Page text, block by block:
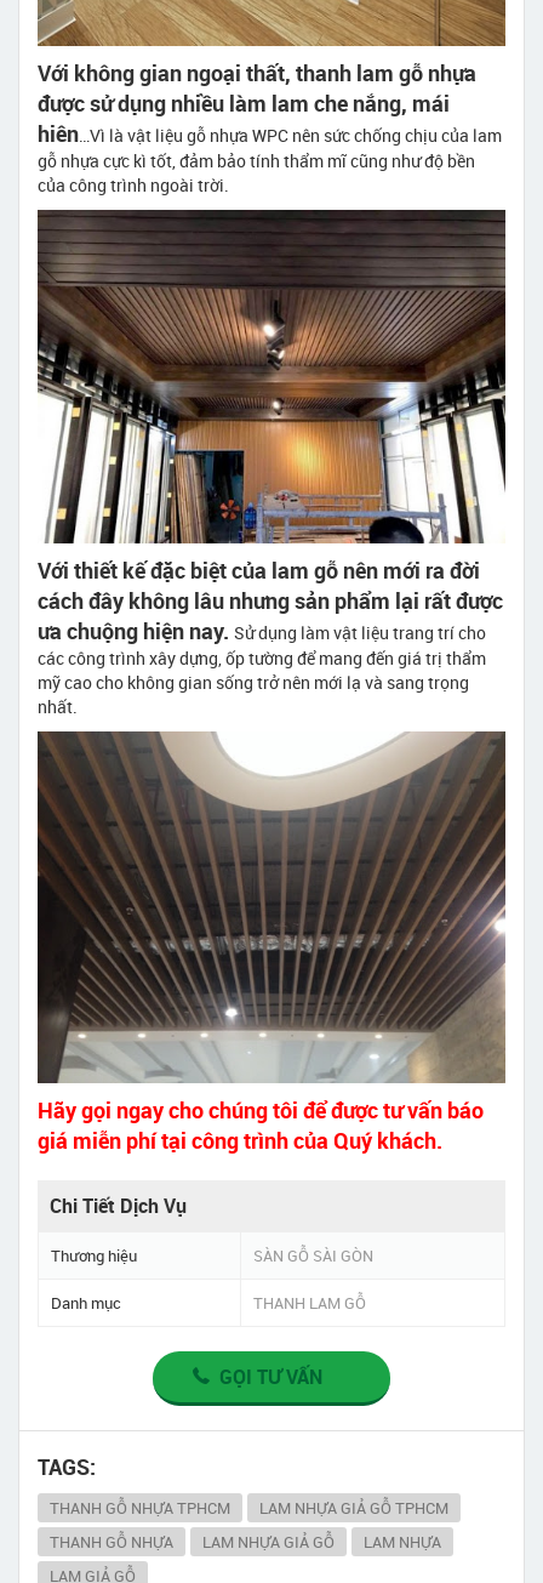
Với không gian ngoại thất, thanh lam gỗ nhựa
được sử dụng nhiều làm lam che nắng, mái
hiên…Vì là vật liệu gỗ nhựa WPC nên sức chống chịu của lam
gỗ nhựa cực kì tốt, đảm bảo tính thẩm mĩ cũng như độ bền
của công trình ngoài trời.
Với thiết kế đặc biệt của lam gỗ nên mới ra đời
cách đây không lâu nhưng sản phẩm lại rất được
ưa chuộng hiện nay. Sử dụng làm vật liệu trang trí cho
các công trình xây dựng, ốp tường để mang đến giá trị thẩm
mỹ cao cho không gian sống trở nên mới lạ và sang trọng
nhất.
Hãy gọi ngay cho chúng tôi để được tư vấn báo
giá miễn phí tại công trình của Quý khách.
Chi Tiết Dịch Vụ
Thương hiệu SÀN GỖ SÀI GÒN
Danh mục THANH LAM GỖ
GỌI TƯ VẤN
TAGS:
THANH GỖ NHỰA TPHCM
LAM NHỰA GIẢ GỖ TPHCM
THANH GỖ NHỰA
LAM NHỰA GIẢ GỖ
LAM NHỰA
LAM GIẢ GỖ